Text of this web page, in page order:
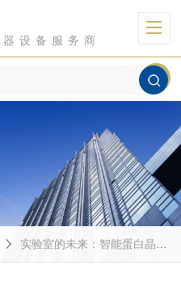
设备服务商
实验室的未来：智能蛋白晶体培养箱的崛起